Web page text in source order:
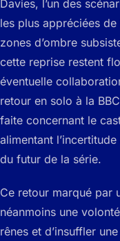
Davies, l’un des
les plus appréciées
zones d’ombre
cette reprise restent
éventuelle
retour en solo à la
faite concernant le
alimentant
du futur de la série.
Ce retour marqué par
néanmoins une
rênes et d’insuffler